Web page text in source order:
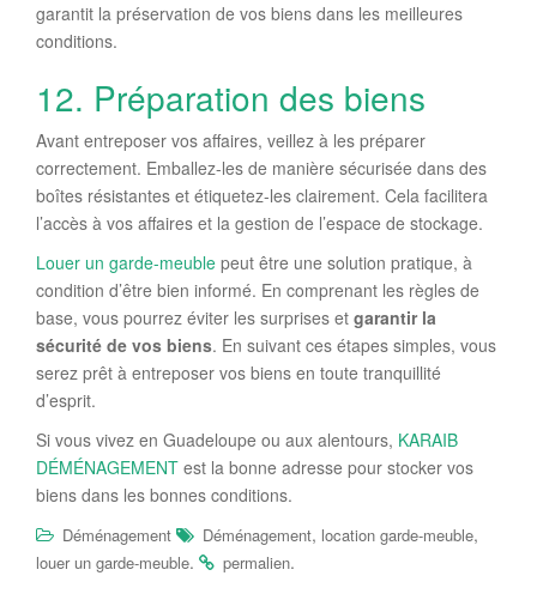
garantit la préservation de vos biens dans les meilleures
conditions.
12. Préparation des biens
Avant entreposer vos affaires, veillez à les préparer
correctement. Emballez-les de manière sécurisée dans des
boîtes résistantes et étiquetez-les clairement. Cela facilitera
l’accès à vos affaires et la gestion de l’espace de stockage.
Louer un garde-meuble peut être une solution pratique, à
condition d’être bien informé. En comprenant les règles de
base, vous pourrez éviter les surprises et garantir la
sécurité de vos biens. En suivant ces étapes simples, vous
serez prêt à entreposer vos biens en toute tranquillité
d’esprit.
Si vous vivez en Guadeloupe ou aux alentours, KARAIB
DÉMÉNAGEMENT est la bonne adresse pour stocker vos
biens dans les bonnes conditions.
Déménagement Déménagement, location garde-meuble,
louer un garde-meuble. permalien.